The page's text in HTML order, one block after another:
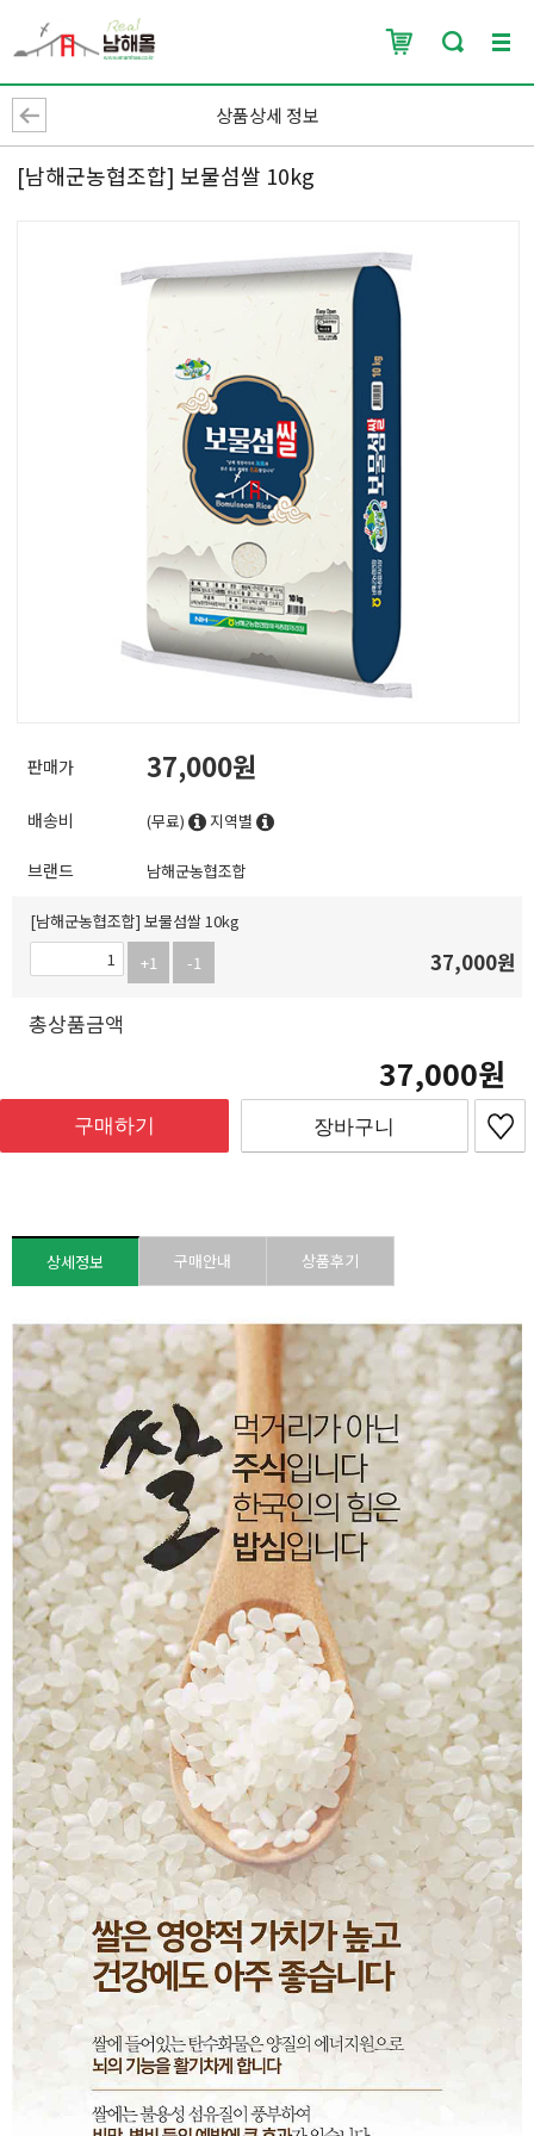
상품상세 정보
[남해군농협조합] 보물섬쌀 10kg
판매가 37,000
배송비 (무료) 지역별
브랜드 남해군농협조합
[남해군농협조합] 보물섬쌀 10kg
+1
-1 37,000원
총상품금액
37,000
구매하기 장바구니
상세정보 구매안내 상품후기